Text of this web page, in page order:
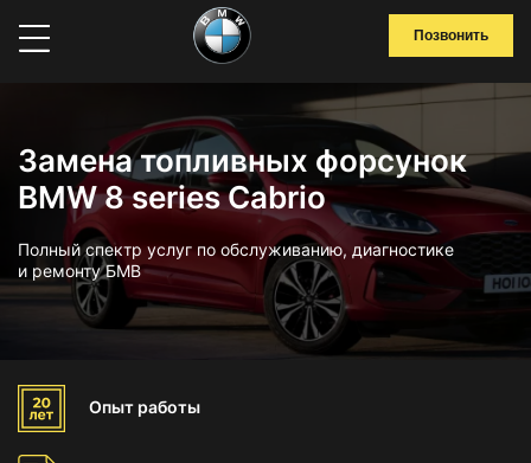
Позвонить
Замена топливных форсунок
BMW 8 series Cabrio
Полный спектр услуг по обслуживанию, диагностике
и ремонту БМВ
Опыт работы